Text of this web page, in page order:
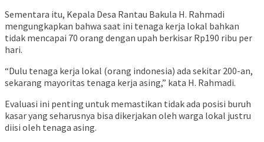
Sementara itu, Kepala Desa Rantau Bakula H. Rahmadi
mengungkapkan bahwa saat ini tenaga kerja lokal bahkan
tidak mencapai 70 orang dengan upah berkisar Rp190 ribu per
hari.
“Dulu tenaga kerja lokal (orang indonesia) ada sekitar 200-an,
sekarang mayoritas tenaga kerja asing,” kata H. Rahmadi.
Evaluasi ini penting untuk memastikan tidak ada posisi buruh
kasar yang seharusnya bisa dikerjakan oleh warga lokal justru
diisi oleh tenaga asing.